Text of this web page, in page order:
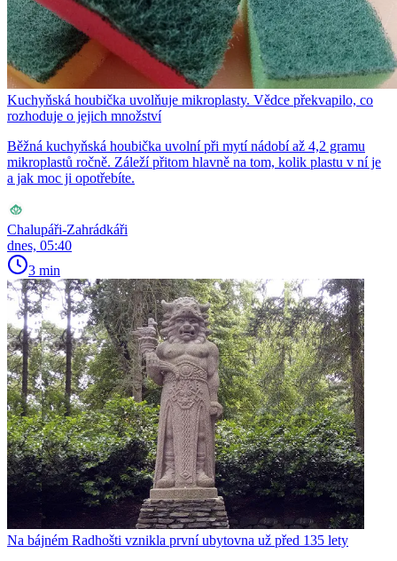
Kuchyňská houbička uvolňuje mikroplasty. Vědce překvapilo, co
rozhoduje o jejich množství
Běžná kuchyňská houbička uvolní při mytí nádobí až 4,2 gramu
mikroplastů ročně. Záleží přitom hlavně na tom, kolik plastu v ní je
a jak moc ji opotřebíte.
Chalupáři-Zahrádkáři
dnes, 05:40
3 min
Na bájném Radhošti vznikla první ubytovna už před 135 lety